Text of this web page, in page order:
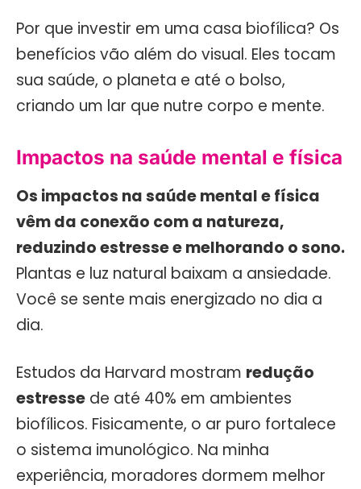
Por que investir em uma casa biofílica? Os
benefícios vão além do visual. Eles tocam
sua saúde, o planeta e até o bolso,
criando um lar que nutre corpo e mente.
Impactos na saúde mental e física
Os impactos na saúde mental e física
vêm da conexão com a natureza,
reduzindo estresse e melhorando o sono.
Plantas e luz natural baixam a ansiedade.
Você se sente mais energizado no dia a
dia.
Estudos da Harvard mostram redução
estresse de até 40% em ambientes
biofílicos. Fisicamente, o ar puro fortalece
o sistema imunológico. Na minha
experiência, moradores dormem melhor